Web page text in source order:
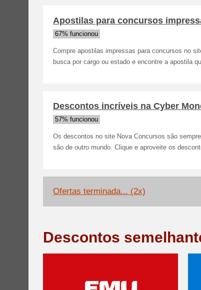
Apostilas para concursos
67% funcionou
Compre apostilas impressas para concursos no
busca por cargo ou estado e encontre a apostila
Descontos incríveis na Cyber
57% funcionou
Os descontos no site Nova Concursos são
são de outro mundo. Clique e aproveite os
Ofertas terminada... (2x)
Descontos